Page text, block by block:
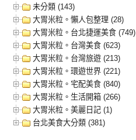
未分類 (143)
大胃米粒。懶人包整理 (28)
大胃米粒。台北捷運美食 (749)
大胃米粒。台灣美食 (623)
大胃米粒。台灣旅遊 (213)
大胃米粒。環遊世界 (221)
大胃米粒。宅配美食 (840)
大胃米粒。生活開箱 (266)
大胃米粒。美麗日記 (1)
台北美食大分類 (381)